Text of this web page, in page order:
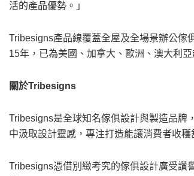
活的產品優勢。 」
Tribesigns產品線覆蓋全屋及全場景辦公傢
15年，已為美國、加拿大、歐洲、澳大利
關於Tribesigns
Tribesigns是全球知名傢俱設計與製造品牌
中汲取設計靈感，專注打造能讓消費者收穫
Tribesigns憑借別緻考究的傢俱設計廣受讚